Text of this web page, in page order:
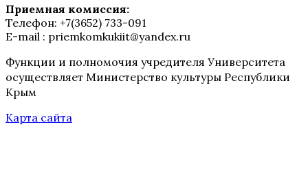
Приемная комиссия:
Телефон: +7(3652) 733-091
E-mail : priemkomkukiit@yandex.ru
Функции и полномочия учредителя Университета
осуществляет Министерство культуры Республики
Крым
Карта сайта